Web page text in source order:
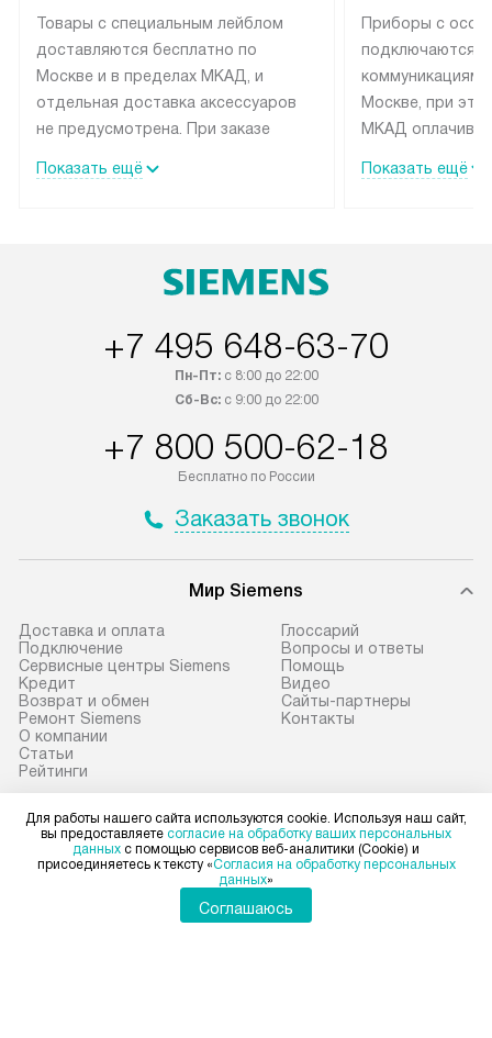
Товары с специальным лейблом
доставляются бесплатно по
Москве и в пределах МКАД, и
отдельная доставка аксессуаров
не предусмотрена. При заказе
рекомендуем обсудить с
быть отправлены покупателю в
интересен товар «Под заказ»,
обсудите возможность его
приобретения с менеджером сайта.
доставляются бесплатно по
Москве в пределах МКАД, и
не предусмотрена.
доставки доставит упакованный
требуется переместить прибор
до двери квартиры или до места
установки, пожалуйста,
предварительно согласуйте это
с менеджером. За данную услугу
взимается дополнительная плата.
они не позволяют пронести чего
через дверной проем,
то сотрудники транспортной
службы не могут демонтировать
Показать ещё
Приборы с
подключаются к
коммуникациям
Москве, при
МКАД
партнера
монтажу
материалы.
Стандартная
и
место с
а затем
Показать ещё
+7 495 648-63-70
Пн-Пт:с 8:00 до 22:00
Сб-Вс:с 9:00 до 22:00
+7 800 500-62-18
Бесплатно по России
Заказать звонок
Мир Siemens
Доставка и оплата
Подключение
Сервисные центры Siemens
Кредит
Возврат и обмен
Ремонт Siemens
О компании
Статьи
Рейтинги
Глоссарий
Вопросы и ответы
Помощь
Видео
Сайты-партнеры
Контакты
Для физических лиц
shop@siemens-centre.ru
Для юридических лиц
business@kvalitet.company
Для работы нашего сайта используются cookie. Используя наш сайт,
вы предоставляете согласие на обработку ваших персональных
данных с помощью сервисов веб-аналитики (Cookie) и
присоединяетесь к тексту «Согласия на обработку персональных
данных»
Соглашаюсь